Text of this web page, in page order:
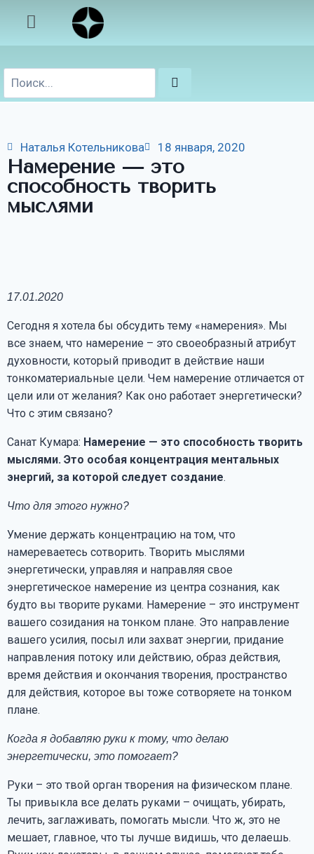
Наталья Котельникова 18 января, 2020
Намерение — это
способность творить
мыслями
17.01.2020
Сегодня я хотела бы обсудить тему «намерения». Мы
все знаем, что намерение – это своеобразный атрибут
духовности, который приводит в действие наши
тонкоматериальные цели. Чем намерение отличается от
цели или от желания? Как оно работает энергетически?
Что с этим связано?
Санат Кумара: Намерение — это способность творить
мыслями. Это особая концентрация ментальных
энергий, за которой следует создание.
Что для этого нужно?
Умение держать концентрацию на том, что
намереваетесь сотворить. Творить мыслями
энергетически, управляя и направляя свое
энергетическое намерение из центра сознания, как
будто вы творите руками. Намерение – это инструмент
вашего созидания на тонком плане. Это направление
вашего усилия, посыл или захват энергии, придание
направления потоку или действию, образ действия,
время действия и окончания творения, пространство
для действия, которое вы тоже сотворяете на тонком
плане.
Когда я добавляю руки к тому, что делаю
энергетически, это помогает?
Руки – это твой орган творения на физическом плане.
Ты привыкла все делать руками – очищать, убирать,
лечить, заглаживать, помогать мысли. Что ж, это не
мешает, главное, что ты лучше видишь, что делаешь.